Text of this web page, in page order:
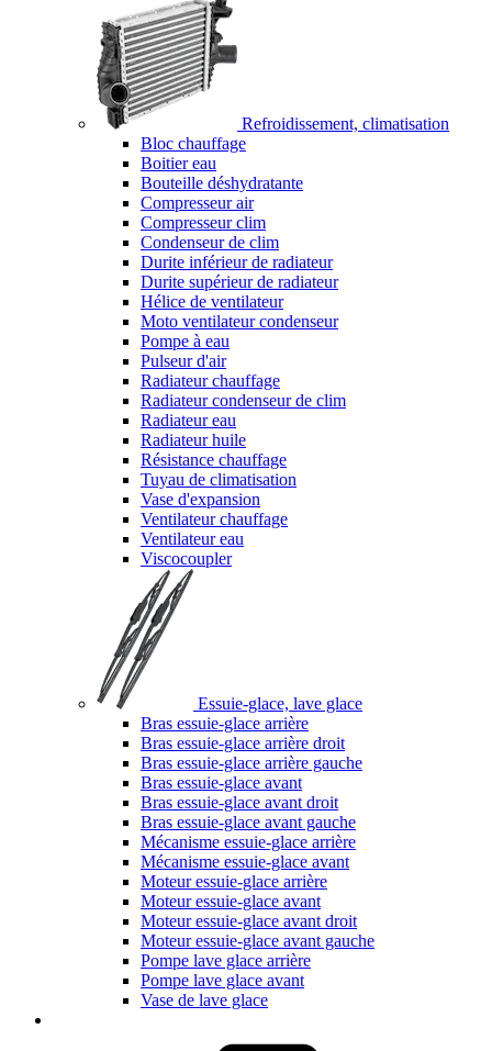
Refroidissement, climatisation
Bloc chauffage
Boitier eau
Bouteille déshydratante
Compresseur air
Compresseur clim
Condenseur de clim
Durite inférieur de radiateur
Durite supérieur de radiateur
Hélice de ventilateur
Moto ventilateur condenseur
Pompe à eau
Pulseur d'air
Radiateur chauffage
Radiateur condenseur de clim
Radiateur eau
Radiateur huile
Résistance chauffage
Tuyau de climatisation
Vase d'expansion
Ventilateur chauffage
Ventilateur eau
Viscocoupler
Essuie-glace, lave glace
Bras essuie-glace arrière
Bras essuie-glace arrière droit
Bras essuie-glace arrière gauche
Bras essuie-glace avant
Bras essuie-glace avant droit
Bras essuie-glace avant gauche
Mécanisme essuie-glace arrière
Mécanisme essuie-glace avant
Moteur essuie-glace arrière
Moteur essuie-glace avant
Moteur essuie-glace avant droit
Moteur essuie-glace avant gauche
Pompe lave glace arrière
Pompe lave glace avant
Vase de lave glace